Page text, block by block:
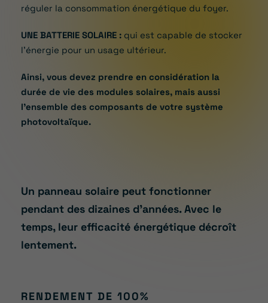
réguler la consommation énergétique du foyer.
UNE BATTERIE SOLAIRE : qui est capable de stocker
l’énergie pour un usage ultérieur.
Ainsi, vous devez prendre en considération la
durée de vie des modules solaires, mais aussi
l’ensemble des composants de votre système
photovoltaïque.
Un panneau solaire peut fonctionner
pendant des dizaines d’années. Avec le
temps, leur efficacité énergétique décroît
lentement.
RENDEMENT DE 100%